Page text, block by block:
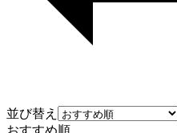
並び替え